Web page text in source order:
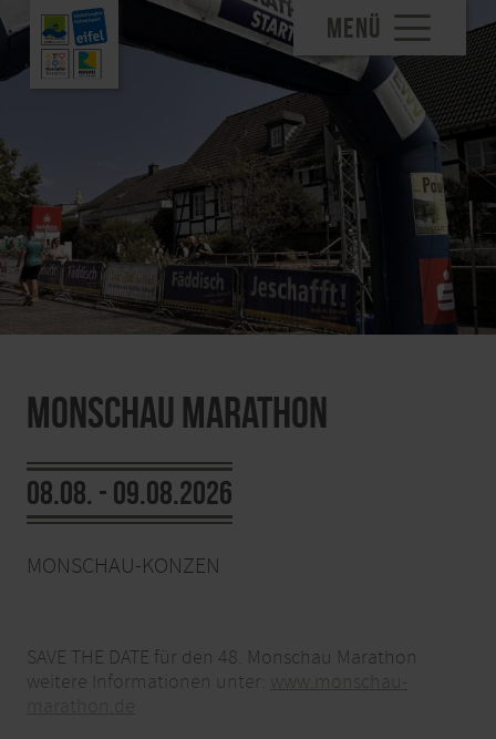
MENÜ
Monschau Marathon
08.08. - 09.08.2026
MONSCHAU-KONZEN
SAVE THE DATE für den 48. Monschau Marathon
weitere Informationen unter: www.monschau-